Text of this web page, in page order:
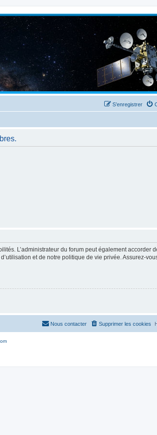
S’enregistrer
L’administrateur du forum peut également accorder
et de notre politique de vie privée. Assurez-
Supprimer les cookies
Nous contacter